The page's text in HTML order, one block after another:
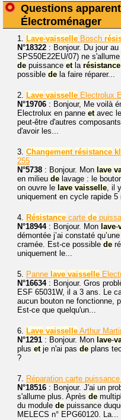
Questions
Électroménager
1. Lave-vaisselle Bosch
N°18322 : Bonjour. Du jour
SPS50E22EU/07) ne
de puissance etla résistance
possible de la faire réparer...
2. Lave vaisselle Electrolux
N°19706 : Bonjour, Me voilà
Electrolux en panne etavec
peut-être d'autres
d'avoir les...
3. Changement résistance
255
N°5738 : Bonjour. Mon lave
en milieu de lavage : le
on ouvre le lave vaisselle, il
uniquement en cycle rapide 5
4. Résistance carte de
N°18944: Bonjour. Mon lave-
démontée j’ai constaté qu’une
cramée. Est-ce possible de
uniquement le...
5. Panne lave vaisselle
N°16634: Bonjour. Gros
ESF 65031W, il a 3 ans. Le
aucun bouton ne fonctionne,
Est-ce que quelqu'un...
6. Lave vaisselle Arthur
N°1291 : Bonjour. Mon lave-
plus etje n'ai pas de plans
?
7. Réparation carte puissance
N°18516 : Bonjour. J'ai un
s'allume plus. Après de
du module de puissance
MELECS n° EPG60120. La...